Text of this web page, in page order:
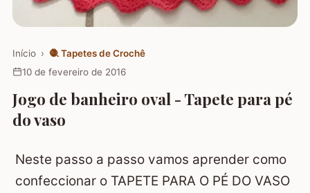
Início › 🧶 Tapetes de Crochê
10 de fevereiro de 2016
Jogo de banheiro oval - Tapete para pé
do vaso
Neste passo a passo vamos aprender como
confeccionar o TAPETE PARA O PÉ DO VASO